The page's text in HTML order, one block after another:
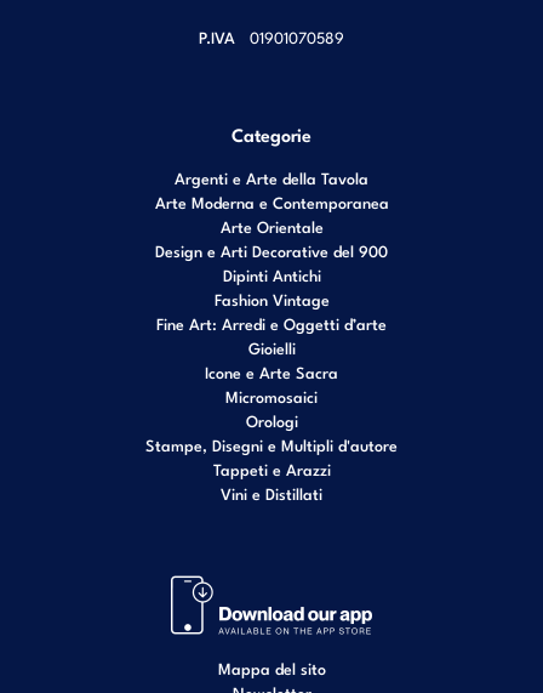
P.IVA 01901070589
Categorie
Argenti e Arte della Tavola
Arte Moderna e Contemporanea
Arte Orientale
Design e Arti Decorative del 900
Dipinti Antichi
Fashion Vintage
Fine Art: Arredi e Oggetti d’arte
Gioielli
Icone e Arte Sacra
Micromosaici
Orologi
Stampe, Disegni e Multipli d'autore
Tappeti e Arazzi
Vini e Distillati
Mappa del sito